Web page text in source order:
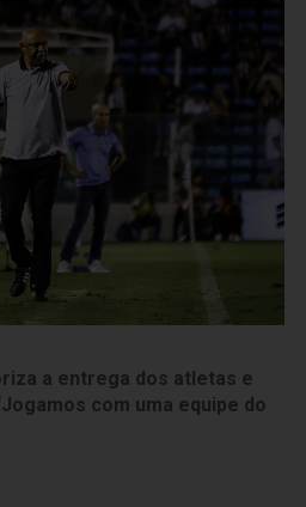
a entrega dos atletas e
com uma equipe do